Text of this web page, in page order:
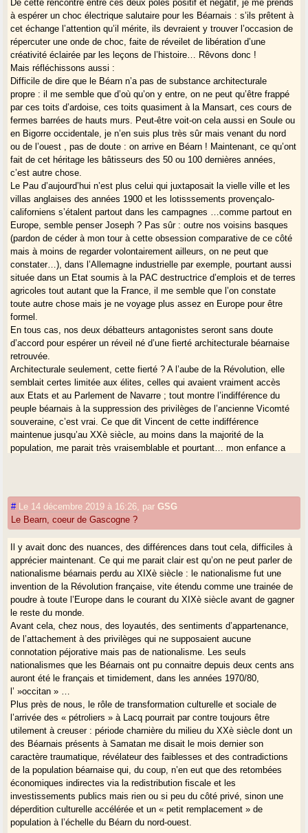
De cette rencontre entre ces deux pôles positif et négatif, je me prends
à espérer un choc électrique salutaire pour les Béarnais : s’ils prêtent à
cet échange l’attention qu’il mérite, ils devraient y trouver l’occasion de
répercuter une onde de choc, faite de réveilet de libération d’une
créativité éclairée par les leçons de l’histoire… Rêvons donc !
Mais réfléchissons aussi :
Difficile de dire que le Béarn n’a pas de substance architecturale
propre : il me semble que d’où qu’on y entre, on ne peut qu’être frappé
par ces toits d’ardoise, ces toits quasiment à la Mansart, ces cours de
fermes barrées de hauts murs. Peut-être voit-on cela aussi en Soule ou
en Bigorre occidentale, je n’en suis plus très sûr mais venant du nord
ou de l’ouest , pas de doute : on arrive en Béarn ! Maintenant, ce qu’ont
fait de cet héritage les bâtisseurs des 50 ou 100 dernières années,
c’est autre chose.
Le Pau d’aujourd’hui n’est plus celui qui juxtaposait la vielle ville et les
villas anglaises des années 1900 et les lotisssements provençalo-
californiens s’étalent partout dans les campagnes …comme partout en
Europe, semble penser Joseph ? Pas sûr : outre nos voisins basques
(pardon de céder à mon tour à cette obsession comparative de ce côté
mais à moins de regarder volontairement ailleurs, on ne peut que
constater…), dans l’Allemagne industrielle par exemple, pourtant aussi
située dans un Etat soumis à la PAC destructrice d’emplois et de terres
agricoles tout autant que la France, il me semble que l’on constate
toute autre chose mais je ne voyage plus assez en Europe pour être
formel.
En tous cas, nos deux débatteurs antagonistes seront sans doute
d’accord pour espérer un réveil né d’une fierté architecturale béarnaise
retrouvée.
Architecturale seulement, cette fierté ? A l’aube de la Révolution, elle
semblait certes limitée aux élites, celles qui avaient vraiment accès
aux Etats et au Parlement de Navarre ; tout montre l’indifférence du
peuple béarnais à la suppression des privilèges de l’ancienne Vicomté
souveraine, c’est vrai. Ce que dit Vincent de cette indifférence
maintenue jusqu’au XXè siècle, au moins dans la majorité de la
population, me parait très vraisemblable et pourtant… mon enfance a
#
Le 14 décembre 2019 à 16:26 parGSG
Le Bearn, coeur de Gascogne ?
Il y avait donc des nuances, des différences dans tout cela, difficiles à
apprécier maintenant. Ce qui me parait clair est qu’on ne peut parler de
nationalisme béarnais perdu au XIXè siècle : le nationalisme fut une
invention de la Révolution française, vite étendu comme une trainée de
poudre à toute l’Europe dans le courant du XIXè siècle avant de gagner
le reste du monde.
Avant cela, chez nous, des loyautés, des sentiments d’appartenance,
de l’attachement à des privilèges qui ne supposaient aucune
connotation péjorative mais pas de nationalisme. Les seuls
nationalismes que les Béarnais ont pu connaitre depuis deux cents ans
auront été le français et timidement, dans les années 1970/80,
l’ »occitan » …
Plus près de nous, le rôle de transformation culturelle et sociale de
l’arrivée des « pétroliers » à Lacq pourrait par contre toujours être
utilement à creuser : période charnière du milieu du XXè siècle dont un
des Béarnais présents à Samatan me disait le mois dernier son
caractère traumatique, révélateur des faiblesses et des contradictions
de la population béarnaise qui, du coup, n’en eut que des retombées
économiques indirectes via la redistribution fiscale et les
investissements publics mais rien ou si peu du côté privé, sinon une
déperdition culturelle accélérée et un « petit remplacement » de
population à l’échelle du Béarn du nord-ouest.